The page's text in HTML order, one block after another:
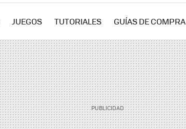
JUEGOS TUTORIALES GUÍAS DE COMPRA